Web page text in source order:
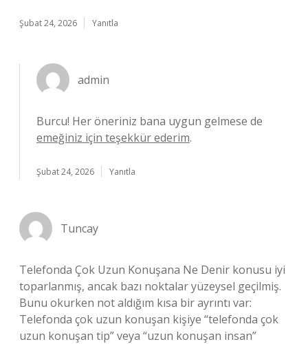
Şubat 24, 2026 Yanıtla
admin
Burcu! Her öneriniz bana uygun gelmese de
emeğiniz için teşekkür ederim.
Şubat 24, 2026 Yanıtla
Tuncay
Telefonda Çok Uzun Konuşana Ne Denir konusu iyi
toparlanmış, ancak bazı noktalar yüzeysel geçilmiş.
Bunu okurken not aldığım kısa bir ayrıntı var:
Telefonda çok uzun konuşan kişiye “telefonda çok
uzun konuşan tip” veya “uzun konuşan insan”